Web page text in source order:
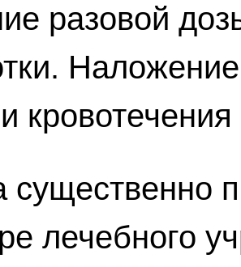
разовой
существенно
лечебного